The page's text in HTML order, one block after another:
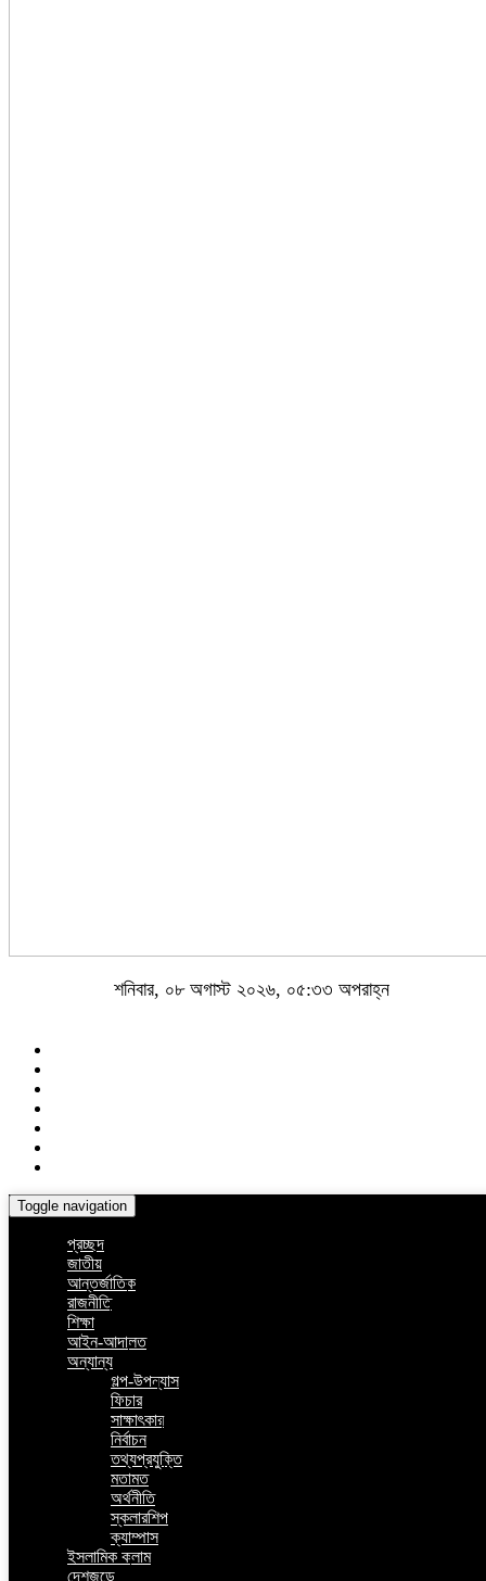
শনিবার, ০৮ অগাস্ট ২০২৬, ০৫:৩৩ অপরাহ্ন
Toggle navigation
প্রচ্ছদ
জাতীয়
আন্তর্জাতিক
রাজনীতি
শিক্ষা
আইন-আদালত
অন্যান্য
গল্প-উপন্যাস
ফিচার
সাক্ষাৎকার
নির্বাচন
তথ্যপ্রযুক্তি
মতামত
অর্থনীতি
স্কলারশিপ
ক্যাম্পাস
ইসলামিক কলাম
দেশজুড়ে